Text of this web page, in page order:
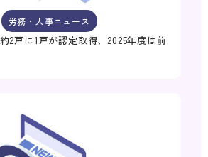
労務・人事ニュース
2戸に1戸が認定取得、2025年度は前